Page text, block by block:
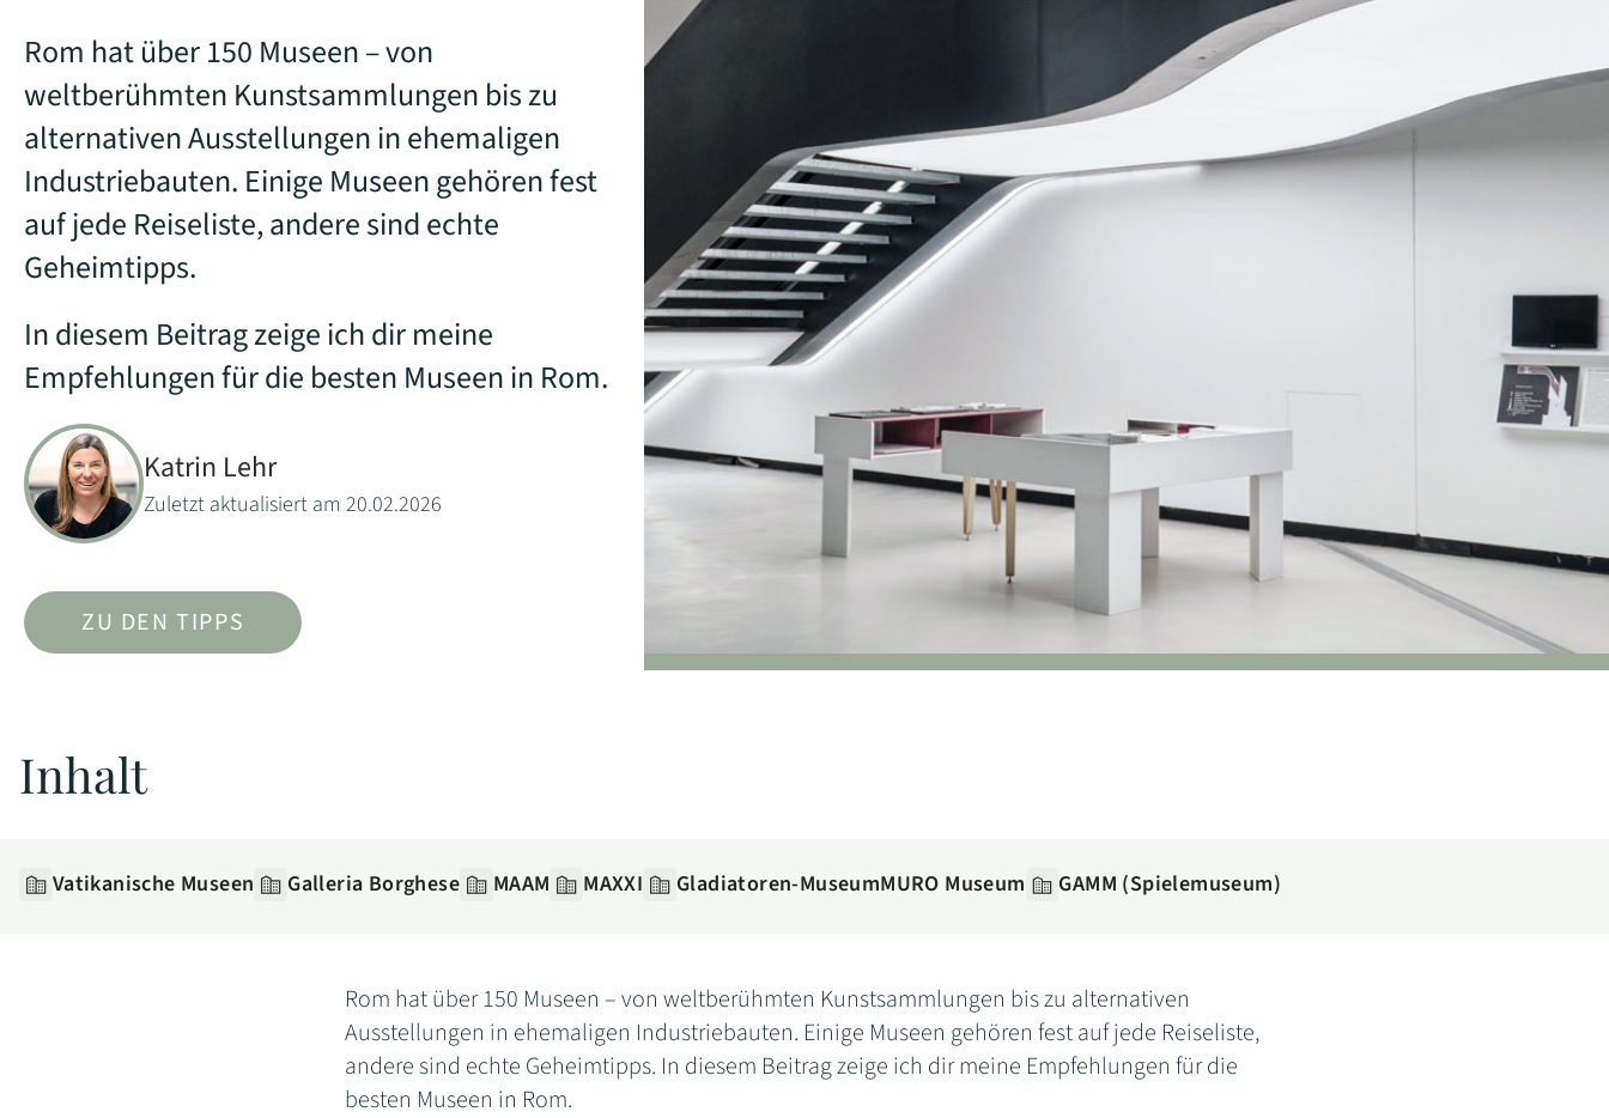
Rom hat über 150 Museen – von
weltberühmten Kunstsammlungen bis zu
alternativen Ausstellungen in ehemaligen
Industriebauten. Einige Museen gehören fest
auf jede Reiseliste, andere sind echte
Geheimtipps.
In diesem Beitrag zeige ich dir meine
Empfehlungen für die besten Museen in Rom.
Katrin Lehr
Zuletzt aktualisiert am 20.02.2026
ZU DEN TIPPS
Inhalt
Vatikanische Museen Galleria Borghese MAAM MAXXI Gladiatoren-MuseumMURO Museum GAMM (Spielemuseum)
Rom hat über 150 Museen – von weltberühmten Kunstsammlungen bis zu alternativen
Ausstellungen in ehemaligen Industriebauten. Einige Museen gehören fest auf jede Reiseliste,
andere sind echte Geheimtipps. In diesem Beitrag zeige ich dir meine Empfehlungen für die
besten Museen in Rom.